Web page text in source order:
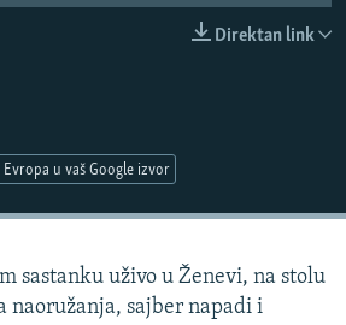
Direktan link
u vaš Google izvor
sastanku uživo u Ženevi, na stolu
naoružanja, sajber napadi i